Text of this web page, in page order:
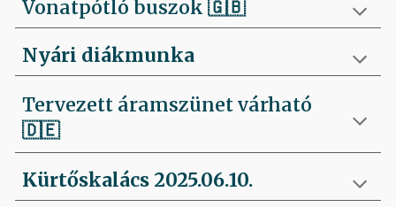
Vonatpótló buszok 🇬🇧
Nyári diákmunka
Tervezett áramszünet várható
🇩🇪
Kürtőskalács 2025.06.10.